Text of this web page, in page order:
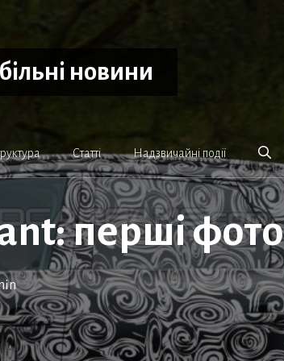
новини
Статті Надзвичайні події
перші фото